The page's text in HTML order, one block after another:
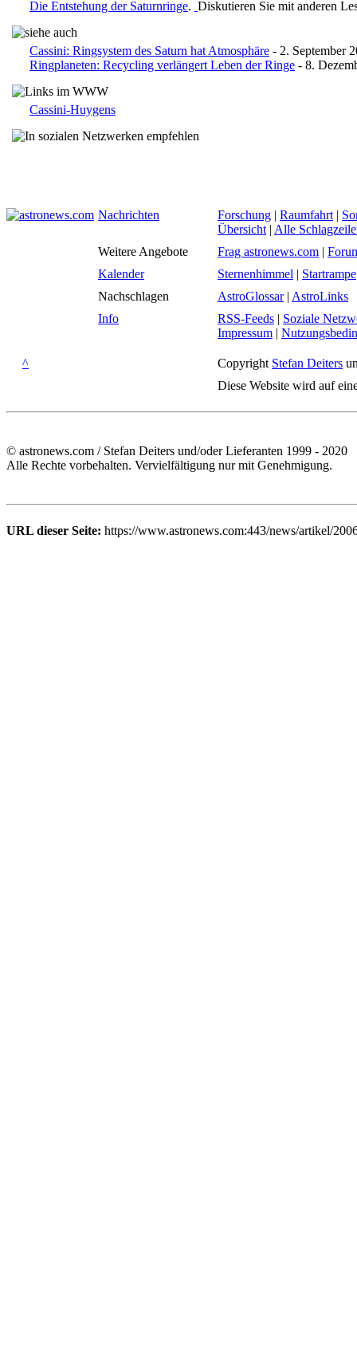
Die Entstehung der Saturnringe. Diskutieren Sie mit anderen
Cassini: Ringsystem des Saturn hat Atmosphäre - 2. September
Ringplaneten: Recycling verlängert Leben der Ringe - 8.
Cassini-Huygens
Nachrichten Forschung | Raumfahrt |
Übersicht | Alle
Weitere Angebote
Frag astronews.com |
Kalender
Sternenhimmel | Startrampe
Nachschlagen
AstroGlossar| AstroLinks
Info
RSS-Feeds | Soziale
Impressum |
^ Copyright Stefan Deiters
Diese Website wird auf
© astronews.com / Stefan Deiters und/oder Lieferanten 1999 - 2020
Alle Rechte vorbehalten. Vervielfältigung nur mit Genehmigung.
URL dieser Seite: https://www.astronews.com:443/news/artikel/